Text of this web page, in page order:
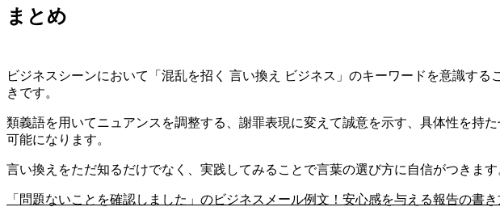
まとめ
ビジネスシーンにおいて「混乱を招く 言い換え ビジネス」のキーワードを意識す
きです。
類義語を用いてニュアンスを調整する、謝罪表現に変えて誠意を示す、具体性を持
可能になります。
言い換えをただ知るだけでなく、実践してみることで言葉の選び方に自信がつきま
「問題ないことを確認しました」のビジネスメール例文！安心感を与える報告の書